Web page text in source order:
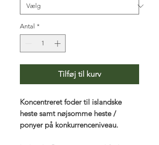
Antal *
Tilføj til kurv
Koncentreret foder til islandske
heste samt nøjsomme heste /
ponyer på konkurrenceniveau.